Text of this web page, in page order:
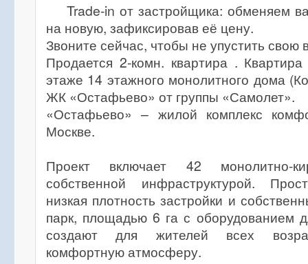
Trade-in от застройщика: обменяем
на новую, зафиксировав её цену.
Звоните сейчас, чтобы не упустить свою
Продается 2-комн. квартира .
этаже 14 этажного монолитного дома
ЖК «Остафьево» от группы «Самолет».
«Остафьево» – жилой комплекс
Москве.
Проект включает 42 монолитно-
собственной инфраструктурой.
низкая плотность застройки и
парк, площадью 6 га с оборудованием
создают для жителей всех
комфортную атмосферу.